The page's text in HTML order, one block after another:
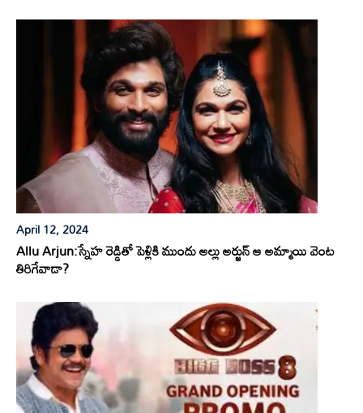
April 12, 2024
Allu Arjun:స్నేహ రెడ్డితో పెళ్లికి ముందు అల్లు అర్జున్ ఆ అమ్మాయి వెంట
తిరిగేవాడా?